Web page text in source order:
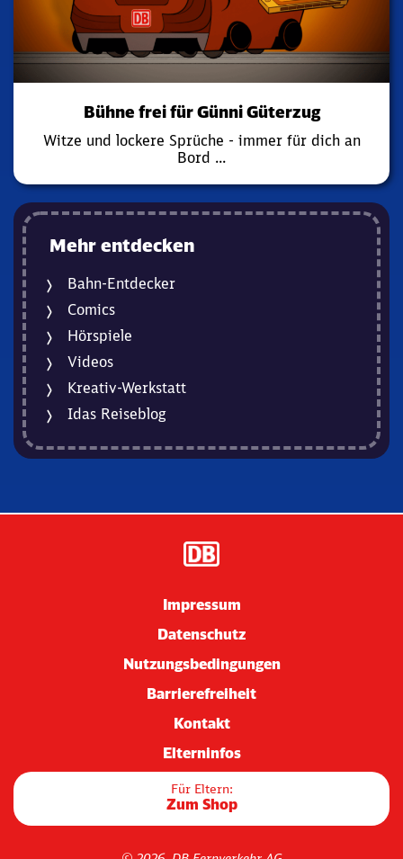
Bühne frei für Günni Güterzug
Witze und lockere Sprüche - immer für dich an
Bord ...
Mehr entdecken
Bahn-Entdecker
Comics
Hörspiele
Videos
Kreativ-Werkstatt
Idas Reiseblog
Impressum
Datenschutz
Nutzungsbedingungen
Barrierefreiheit
Kontakt
Elterninfos
Für Eltern:
Zum Shop